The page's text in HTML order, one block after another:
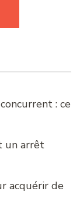
: ce
un arrêt
acquérir de